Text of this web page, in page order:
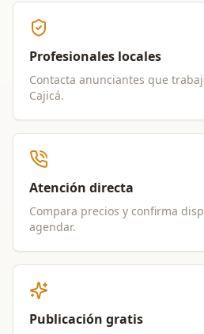
Profesionales locales
Contacta anunciantes que
Cajicá.
Atención directa
Compara precios y confirma
agendar.
Publicación gratis